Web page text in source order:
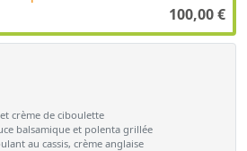
100,00€
crème de ciboulette
balsamique et polenta grillée
au cassis, crème anglaise